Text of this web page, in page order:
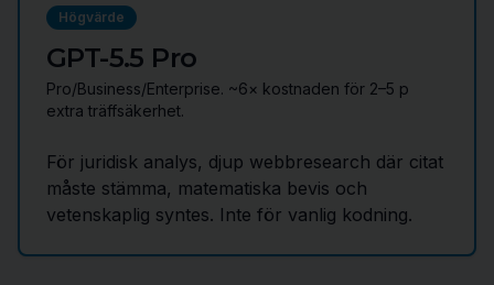
Högvärde
GPT-5.5 Pro
Pro/Business/Enterprise. ~6× kostnaden för 2–5 p
extra träffsäkerhet.
För juridisk analys, djup webbresearch där citat
måste stämma, matematiska bevis och
vetenskaplig syntes. Inte för vanlig kodning.